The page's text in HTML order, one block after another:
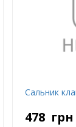
Сальник
478 грн